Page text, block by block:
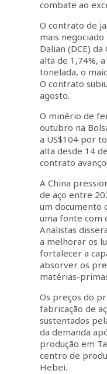
combate ao
O contrato de
mais
Dalian (DCE)
alta de 1,74%,
tonelada, o
O contrato
agosto.
O minério de
outubro na
a US$104 por
alta desde 14
contrato
A China
de aço entre
um documento
uma fonte com
Analistas
a melhorar os
fortalecer a
absorver os
matérias-
Os preços do
fabricação de
sustentados
da demanda
produção em
centro de
Hebei.